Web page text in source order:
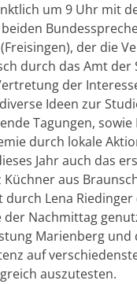
um 9 Uhr mit
der die
durch das Amt
der
Ideen zur
Ta­gun­gen,
durch lo­ka­le
Jahr auch das
aus
Lena
Nach­mit­tag
Ma­ri­en­berg
auf
aus­zu­tes­ten.